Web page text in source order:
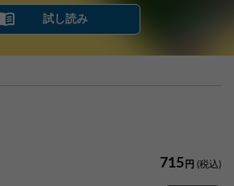
試し読み
715 円 (税込)